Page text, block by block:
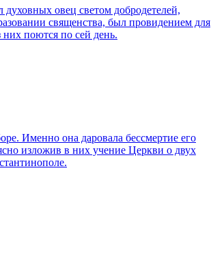
овец светом добродетелей,
священства, был провидением для
поются по сей день.
Именно она даровала бессмертие его
изложив в них учение Церкви о двух